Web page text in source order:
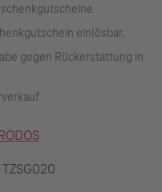
einlösbar.
gegen Rückerstattung in
TZSG020